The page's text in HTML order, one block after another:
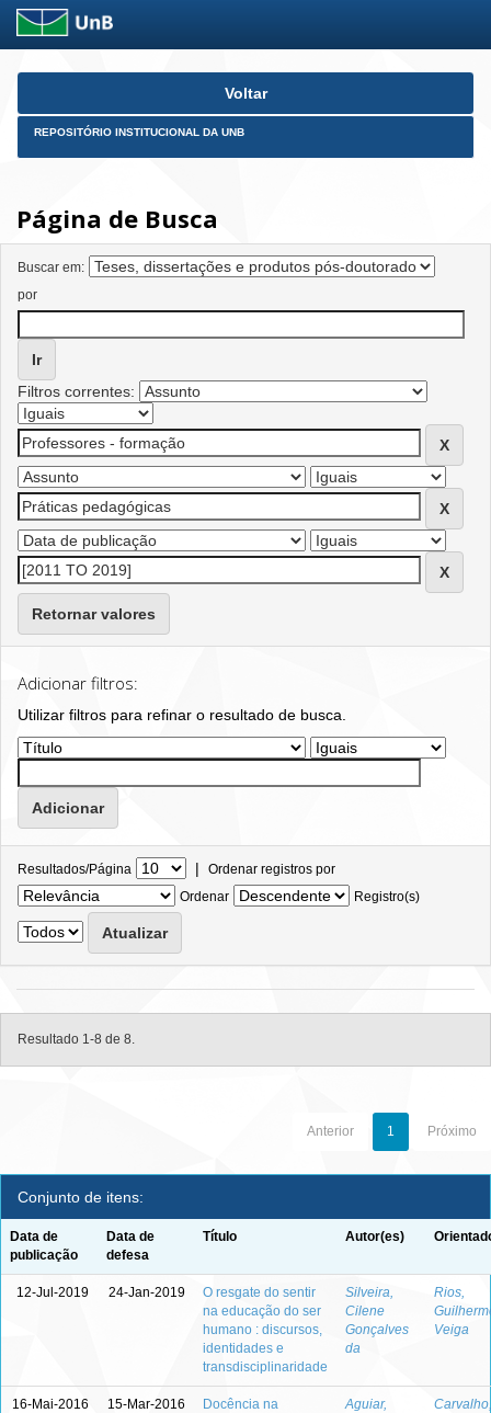
Skip
Voltar
REPOSITÓRIO INSTITUCIONAL DA UNB
Página de Busca
Buscar em:
por
Filtros correntes:
Retornar valores
Adicionar filtros:
Utilizar filtros para refinar o resultado de busca.
Resultados/Página | Ordenar registros por
Ordenar
Registro(s)
Resultado 1-8 de 8.
Anterior 1 Próximo
Conjunto de itens:
Data de
publicação
Data de
defesa
Título Autor(es)
12-Jul-2019 24-Jan-2019
O resgate do sentir
na educação do ser
humano : discursos,
identidades e
transdisciplinaridade
Silveira,
Cilene
Gonçalves
da
Rios,
Veiga
16-Mai-2016 15-Mar-2016
Docência na
Aguiar,
Carvalho,